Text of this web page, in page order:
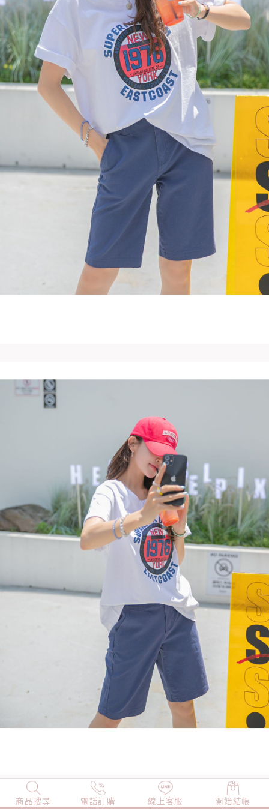
商品搜尋 電話訂購 線上客服 開始結帳
NEW 店長精選 TOP100 小編穿搭